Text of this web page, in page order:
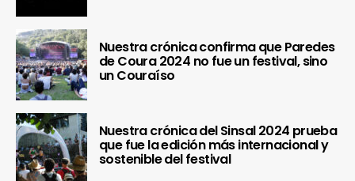
Nuestra crónica confirma que Paredes
de Coura 2024 no fue un festival, sino
un Couraíso
Nuestra crónica del Sinsal 2024 prueba
que fue la edición más internacional y
sostenible del festival